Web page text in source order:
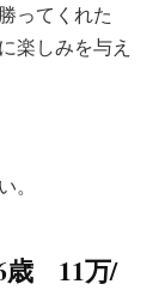
ってくれた
楽しみを与え
。
歳 11万/